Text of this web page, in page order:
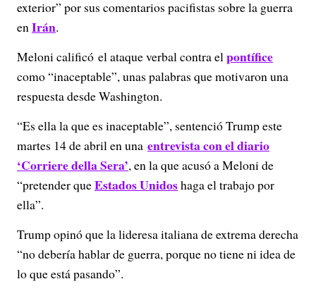
exterior” por sus comentarios pacifistas sobre la guerra
enIrán.
Meloni calificó el ataque verbal contra elpontífice
como “inaceptable”, unas palabras que motivaron una
respuesta desde Washington.
“Es ella la que es inaceptable”, sentenció Trump este
martes 14 de abril en una entrevista con el diario
‘Corriere della Sera’, en la que acusó a Meloni de
“pretender queEstados Unidoshaga el trabajo por
ella”.
Trump opinó que la lideresa italiana de extrema derecha
“no debería hablar de guerra, porque no tiene ni idea de
lo que está pasando”.